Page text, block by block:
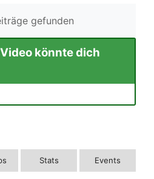
gefunden
könnte dich
Stats Events